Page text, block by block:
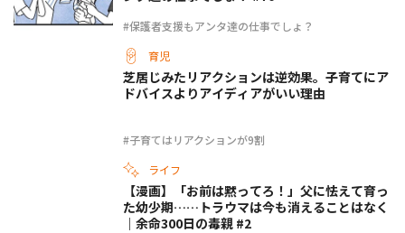
#保護者支援もアンタ達の仕事でしょ？
育児
#子育てはリアクションが9割
芝居じみたリアクションは逆効果。子育てにア
ドバイスよりアイディアがいい理由
ライフ
【漫画】「お前は黙ってろ！」父に怯えて育っ
た幼少期……トラウマは今も消えることはなく
｜余命300日の毒親 #2